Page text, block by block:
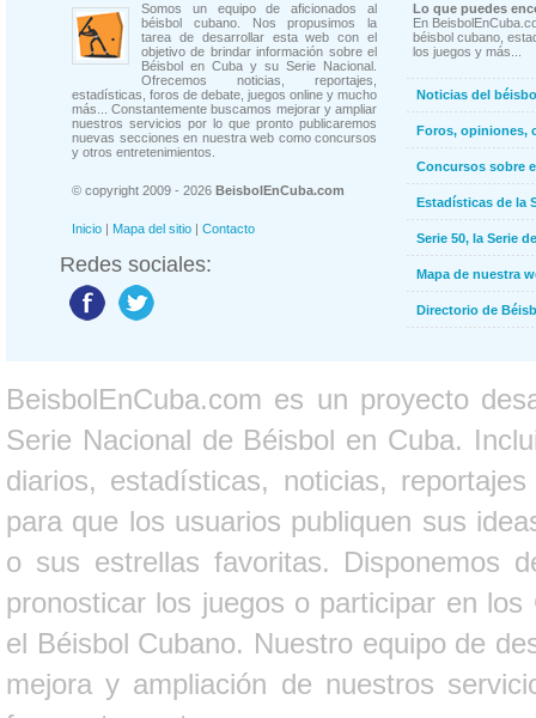
Somos un equipo de aficionados al
béisbol cubano. Nos propusimos la
tarea de desarrollar esta web con el
objetivo de brindar información sobre el
Béisbol en Cuba y su Serie Nacional.
Ofrecemos noticias, reportajes,
estadísticas, foros de debate, juegos online y mucho
más... Constantemente buscamos mejorar y ampliar
nuestros servicios por lo que pronto publicaremos
nuevas secciones en nuestra web como concursos
y otros entretenimientos.
© copyright 2009 - 2026 BeisbolEnCuba.com
Inicio | Mapa del sitio | Contacto
Redes sociales:
Lo que puedes
En
béisbol cubano,
los juegos y más...
Noticias del
Foros, opiniones,
Concursos sobre
Estadísticas de la
Serie 50, la Serie
Mapa de nuestra
Directorio de
BeisbolEnCuba.com es un proyecto
Serie Nacional de Béisbol en Cuba.
diarios, estadísticas, noticias,
para que los usuarios publiquen sus
o sus estrellas favoritas. Disponemos
pronosticar los juegos o participar en
el Béisbol Cubano. Nuestro equipo de
mejora y ampliación de nuestros